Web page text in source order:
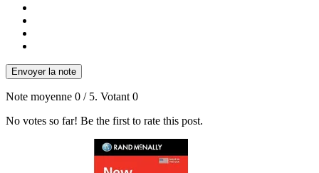
Envoyer la note
Note moyenne 0 / 5. Votant 0
No votes so far! Be the first to rate this post.